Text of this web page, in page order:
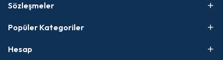
Sözleşmeler
Popüler Kategoriler
Hesap